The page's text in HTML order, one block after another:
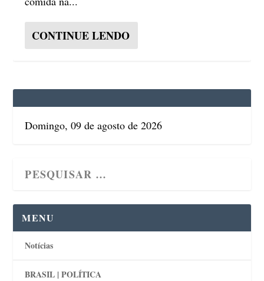
CONTINUE LENDO
Domingo, 09 de agosto de 2026
MENU
Notícias
BRASIL | POLÍTICA